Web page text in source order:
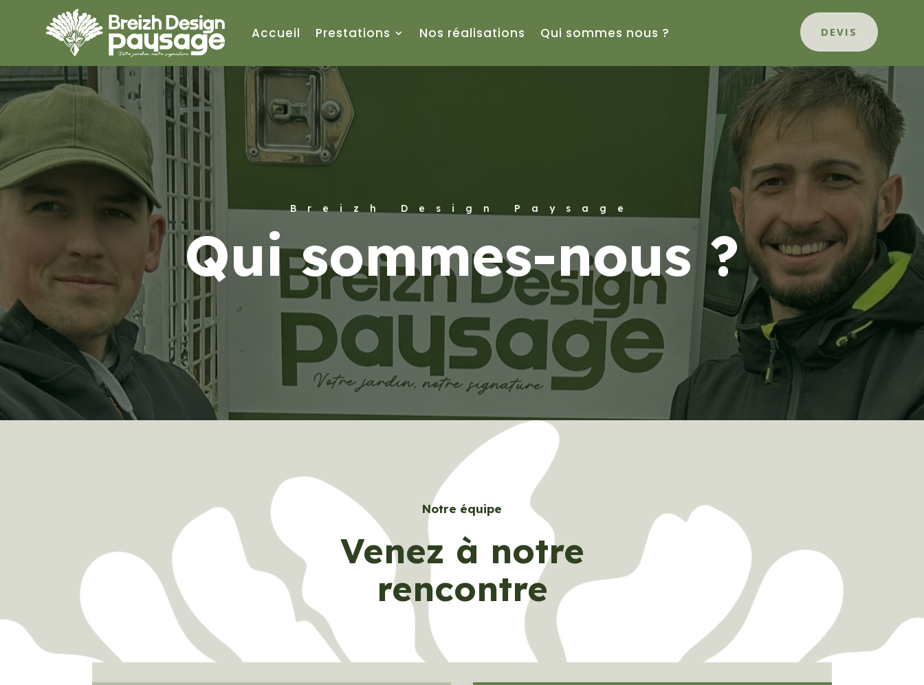
Accueil Prestations Nos réalisations Qui sommes nous ? DEVIS
Breizh Design Paysage
Qui sommes-nous ?
Notre équipe
Venez à notre
rencontre